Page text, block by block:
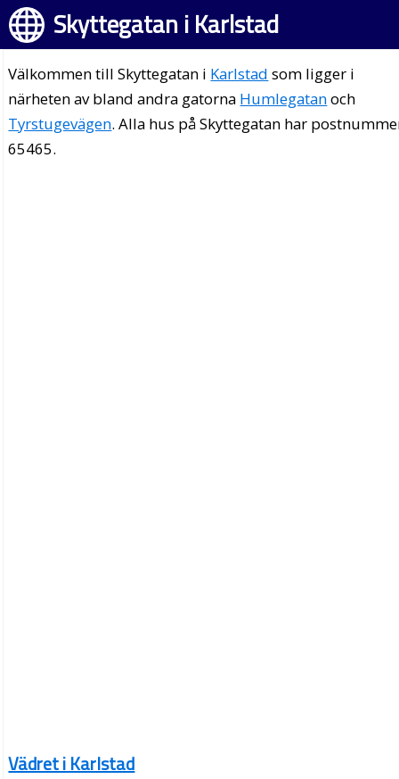
Skyttegatan i Karlstad
Välkommen till Skyttegatan i Karlstad som ligger i
närheten av bland andra gatorna Humlegatanoch
Tyrstugevägen. Alla hus på Skyttegatan har
65465.
Vädret i Karlstad